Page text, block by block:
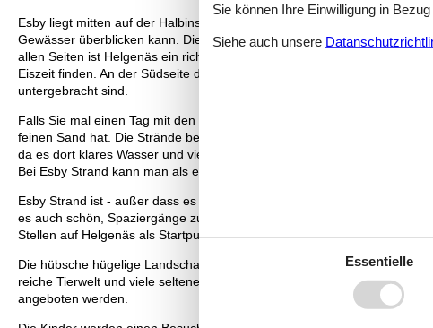
Esby liegt mitten auf der Halbinsel Helgenäs, weniger als einen
Gewässer überblicken kann. Die von den Gletschern der Eiszeit
allen Seiten ist Helgenäs ein richtiges Urlaubsparadies. Hier finden Sie
Eiszeit finden. An der Südseite der Halbinsel steht der Leuchtturm
untergebracht sind.
Falls Sie mal einen Tag mit den Kindern zum Strand wollen, sollten Sie
feinen Sand hat. Die Strände bei Helgenäs sind aufgrund des tiefen
da es dort klares Wasser und viele verschiedene Arten gibt. Aber
Bei Esby Strand kann man als eine der sehr wenigen Stellen auf
Esby Strand ist - außer dass es ein beliebter Ort zum Schnorcheln und
es auch schön, Spaziergänge zu machen und Muscheln und Steine zu
Stellen auf Helgenäs als Startpunkt für eine Kajaktour.
Die hübsche hügelige Landschaft setzt sich im Nationalpark Mols
reiche Tierwelt und viele seltene Schmetterlinge. Mehr über den
angeboten werden.
Sie können Ihre Einwilligung in
Siehe auch unsere
Essentielle